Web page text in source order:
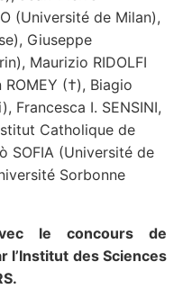
(Université de Milan),
Giuseppe
Maurizio RIDOLFI
(†), Biagio
Francesca I. SENSINI,
Catholique de
SOFIA (Université de
Sorbonne
le concours de
l’Institut des Sciences